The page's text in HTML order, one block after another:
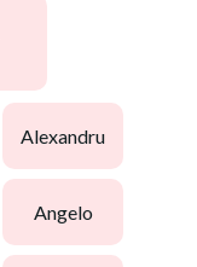
alexandru
angelo